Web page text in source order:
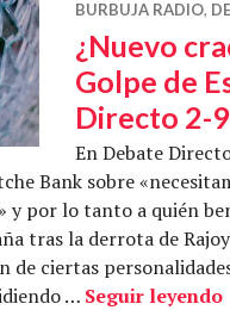
BURBUJA RADIO,
¿Nuevo
Golpe de
Directo 2-
En Debate
Bank sobre
y por lo tanto a quién
tras la derrota de
de ciertas
… Seguir leyendo